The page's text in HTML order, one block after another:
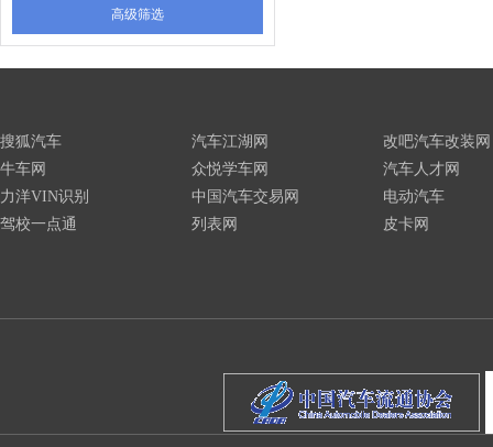
高级筛选
搜狐汽车
牛车网
力洋VIN识别
驾校一点通
汽车江湖网
众悦学车网
中国汽车交易网
列表网
改吧汽车改装网
汽车人才网
电动汽车
皮卡网